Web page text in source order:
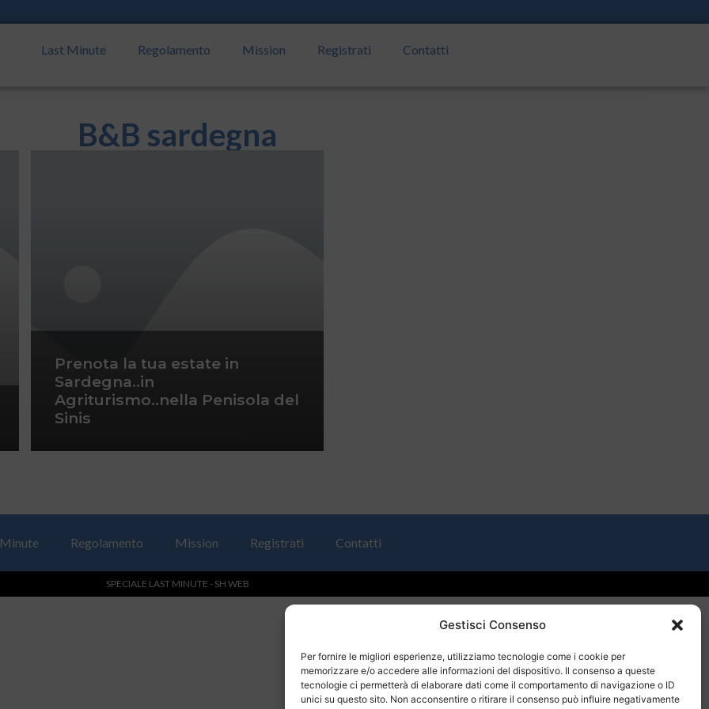
Gestisci Consenso
Per fornire le migliori esperienze, utilizziamo tecnologie come i cookie per
memorizzare e/o accedere alle informazioni del dispositivo. Il consenso a queste
tecnologie ci permetterà di elaborare dati come il comportamento di navigazione o ID
unici su questo sito. Non acconsentire o ritirare il consenso può influire negativamente
Last Minute Regolamento Mission Registrati Contatti
B&B sardegna
Prenota la tua estate in
Sardegna..in
Agriturismo..nella Penisola del
Sinis
Regolamento Mission Registrati Contatti
SPECIALE LAST MINUTE - SH WEB